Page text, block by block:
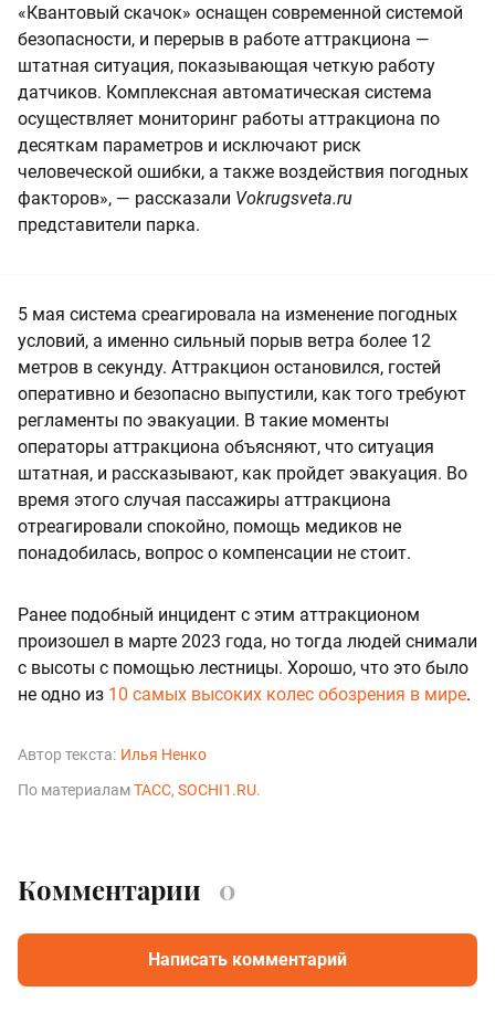
«Квантовый скачок» оснащен современной системой
безопасности, и перерыв в работе аттракциона —
штатная ситуация, показывающая четкую работу
датчиков. Комплексная автоматическая система
осуществляет мониторинг работы аттракциона по
десяткам параметров и исключают риск
человеческой ошибки, а также воздействия погодных
факторов», — рассказали Vokrugsveta.ru
представители парка.
5 мая система среагировала на изменение погодных
условий, а именно сильный порыв ветра более 12
метров в секунду. Аттракцион остановился, гостей
оперативно и безопасно выпустили, как того требуют
регламенты по эвакуации. В такие моменты
операторы аттракциона объясняют, что ситуация
штатная, и рассказывают, как пройдет эвакуация. Во
время этого случая пассажиры аттракциона
отреагировали спокойно, помощь медиков не
понадобилась, вопрос о компенсации не стоит.
Ранее подобный инцидент с этим аттракционом
произошел в марте 2023 года, но тогда людей снимали
с высоты с помощью лестницы. Хорошо, что это было
не одно из 10 самых высоких колес обозрения в мире.
Автор текста: Илья Ненко
По материаламТАСС, SOCHI1.RU.
Комментарии 0
Написать комментарий